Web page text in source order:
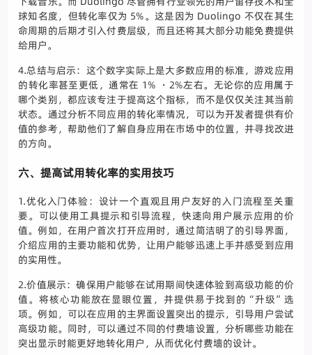
球知名度，但转化率仅为 5%。这是因为 Duolingo 不仅在其生
命周期的后期才引入付费层级，而且还将其大部分功能免费提供
给用户。
4.总结与启示：这个数字实际上是大多数应用的标准，游戏应用
的转化率甚至更低，通常在 1% ・2%左右。无论你的应用属于
哪个类别，都应该专注于提高这个指标，而不是仅仅关注其当前
状态。通过分析不同应用的转化率情况，可以为开发者提供有价
值的参考，帮助他们了解自身应用在市场中的位置，并寻找改进
的方向。
六、提高试用转化率的实用技巧
1.优化入门体验：设计一个直观且用户友好的入门流程至关重
要。可以使用工具提示和引导流程，快速向用户展示应用的价
值。例如，在用户首次打开应用时，通过简洁明了的引导界面，
介绍应用的主要功能和优势，让用户能够迅速上手并感受到应用
的实用性。
2.价值展示：确保用户能够在试用期间快速体验到高级功能的价
值。将核心功能放在显眼位置，并提供易于找到的“升级”选
项。例如，可以在应用的主界面设置突出的提示，引导用户尝试
高级功能。同时，可以通过不同的付费墙设置，分析哪些功能在
突出显示时能更好地转化用户，从而优化付费墙的设计。